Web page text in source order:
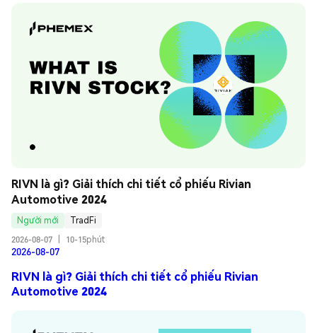
RIVN là gì? Giải thích chi tiết cổ phiếu Rivian
Automotive 2024
Người mới
TradFi
2026-08-07
10-15phút
2026-08-07
RIVN là gì? Giải thích chi tiết cổ phiếu Rivian
Automotive 2024